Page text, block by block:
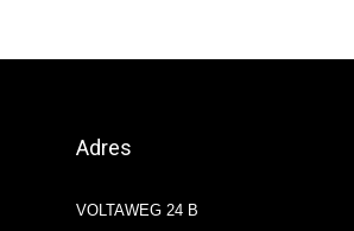
Adres
VOLTAWEG 24 B